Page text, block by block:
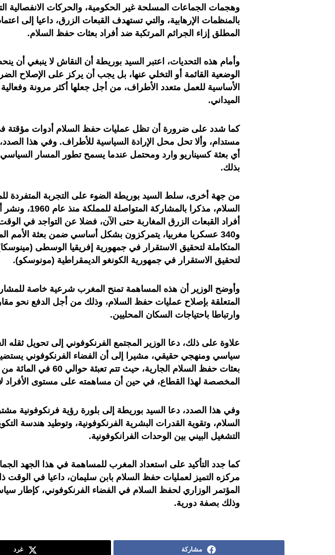
وهجمات الجماعات المسلحة غير الحكومية، والحركات الانفصالية
بالمنظمات الإرهابية، والتي تستهدف القبعات الزرق، داعيا إلى
المطلق إزاء الجرائم المرتكبة ضد أفراد بعثات حفظ السلام.
وأمام هذه التحديات، اعتبر السيد بوريطة أن النقاش لا ينبغي أن
الوضعية القائمة أو التخلي عنها، بل يجب أن يركز على الإصلاح
الأساسية للعمل متعدد الأطراف، من أجل جعلها أكثر مرونة وفعالية
الميداني.
كما شدد على ضرورة أن تظل عمليات حفظ السلام أدوات
مستدام، وألا تحل محل الإرادة السياسية للأطراف. وفي هذا
أي بعثة كسيناريو وارد ومحتمل عندما يسمح تطور المسار السياسي
بذلك.
من جهة أخرى، سلط السيد بوريطة الضوء على التجربة
أفراد القبعات الزرق المغاربة حتى الآن، فضلا عن التواجد في
و340 عسكريا مغربيا، يتمركزون بشكل أساسي ضمن بعثة الأمم
المتكاملة لتحقيق الاستقرار في جمهورية إفريقيا الوسطى
لتحقيق الاستقرار في جمهورية الكونغو الديمقراطية (مونوسكو).
وأوضح الوزير أن هذه المساهمة تمنح المغرب شرعية خاصة
المتعلقة بإصلاح عمليات حفظ السلام، وذلك من أجل الدفع نحو
وارتباطا باحتياجات السكان المحليين.
علاوة على ذلك، دعا الوزير المجتمع الفرنكوفوني إلى تحويل ثقله
سياسي ومنهجي حقيقي، مشيرا إلى أن الفضاء الفرنكوفوني
بعثات حفظ السلام الجارية، حيث
المخصصة لهذا القطاع، في حين أن مساهمته على مستوى الأفراد لا
وفي هذا الصدد، دعا السيد بوريطة إلى بلورة رؤية فرنكوفونية
السلام، وتقوية القدرات البشرية الفرنكوفونية، وتوطيد هندسة
التشغيل البيني بين الوحدات الفرانكوفونية.
كما جدد التأكيد على استعداد المغرب للمساهمة في هذا الجهد
مركزه التميز لعمليات حفظ السلام بابن سليمان، داعيا في الوقت
المؤتمر الوزاري لحفظ السلام في الفضاء الفرنكوفوني، كإطار
وذلك بصفة دورية.
مشاركة غرد